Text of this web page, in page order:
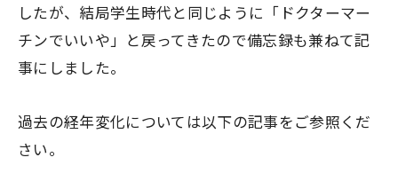
したが、結局学生時代と同じように「ドクターマー
チンでいいや」と戻ってきたので備忘録も兼ねて記
事にしました。
過去の経年変化については以下の記事をご参照くだ
さい。